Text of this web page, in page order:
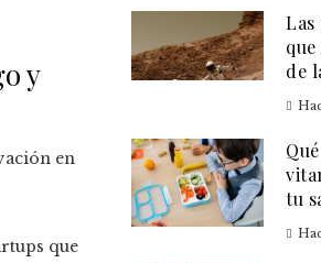
y
en
que
Las
de
tu